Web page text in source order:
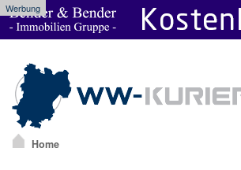
Werbung
Home